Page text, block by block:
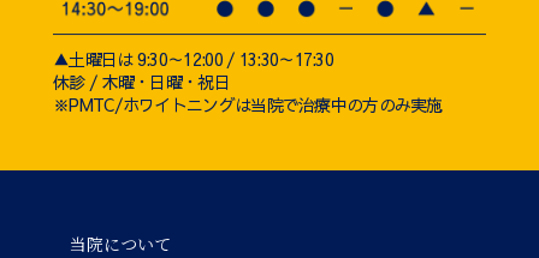
▲土曜日は 9:30～12:00 / 13:30～17:30
休診 / 木曜・日曜・祝日
※PMTC/ホワイトニングは当院で治療中の方のみ実施
当院について